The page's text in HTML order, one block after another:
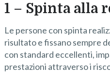
1 – Spinta alla
Le persone con spinta
risultato e fissano sempre
con standard eccellenti,
prestazioni attraverso i